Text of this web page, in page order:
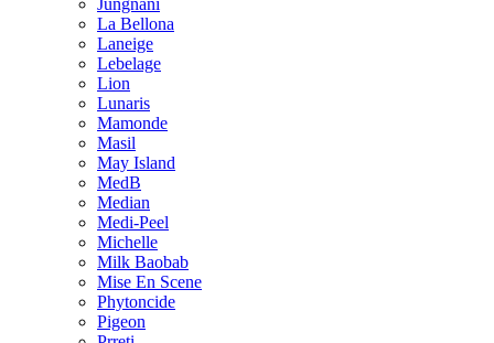
Jungnani
La Bellona
Laneige
Lebelage
Lion
Lunaris
Mamonde
Masil
May Island
MedB
Median
Medi-Peel
Michelle
Milk Baobab
Mise En Scene
Phytoncide
Pigeon